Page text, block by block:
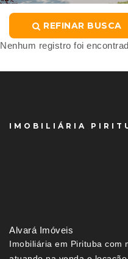
REFINAR BUSCA
Nenhum registro foi
IMOBILIÁRIA
Alvará Imóveis
Imobiliária em Pirituba com